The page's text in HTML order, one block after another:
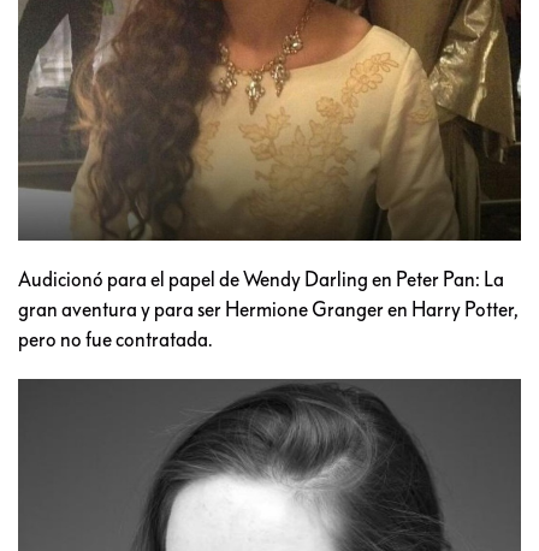
Audicionó para el papel de Wendy Darling en Peter Pan: La
gran aventura y para ser Hermione Granger en Harry Potter,
pero no fue contratada.